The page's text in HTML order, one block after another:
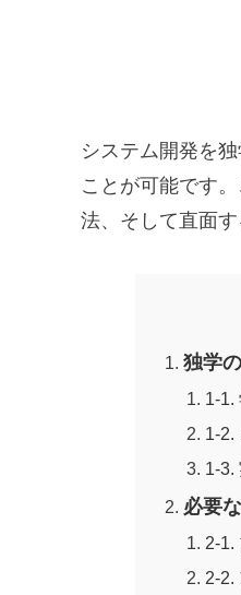
システム開発を
ことが可能です
法、そして直面
独学
1-1.
1-2.
1-3.
必要
2-1.
2-2.